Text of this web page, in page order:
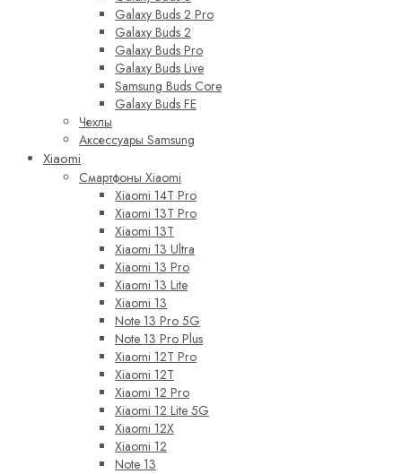
Galaxy Buds 2 Pro
Galaxy Buds 2
Galaxy Buds Pro
Galaxy Buds Live
Samsung Buds Core
Galaxy Buds FE
Чехлы
Аксессуары Samsung
Xiaomi
Смартфоны Xiaomi
Xiaomi 14T Pro
Xiaomi 13T Pro
Xiaomi 13T
Xiaomi 13 Ultra
Xiaomi 13 Pro
Xiaomi 13 Lite
Xiaomi 13
Note 13 Pro 5G
Note 13 Pro Plus
Xiaomi 12T Pro
Xiaomi 12T
Xiaomi 12 Pro
Xiaomi 12 Lite 5G
Xiaomi 12X
Xiaomi 12
Note 13